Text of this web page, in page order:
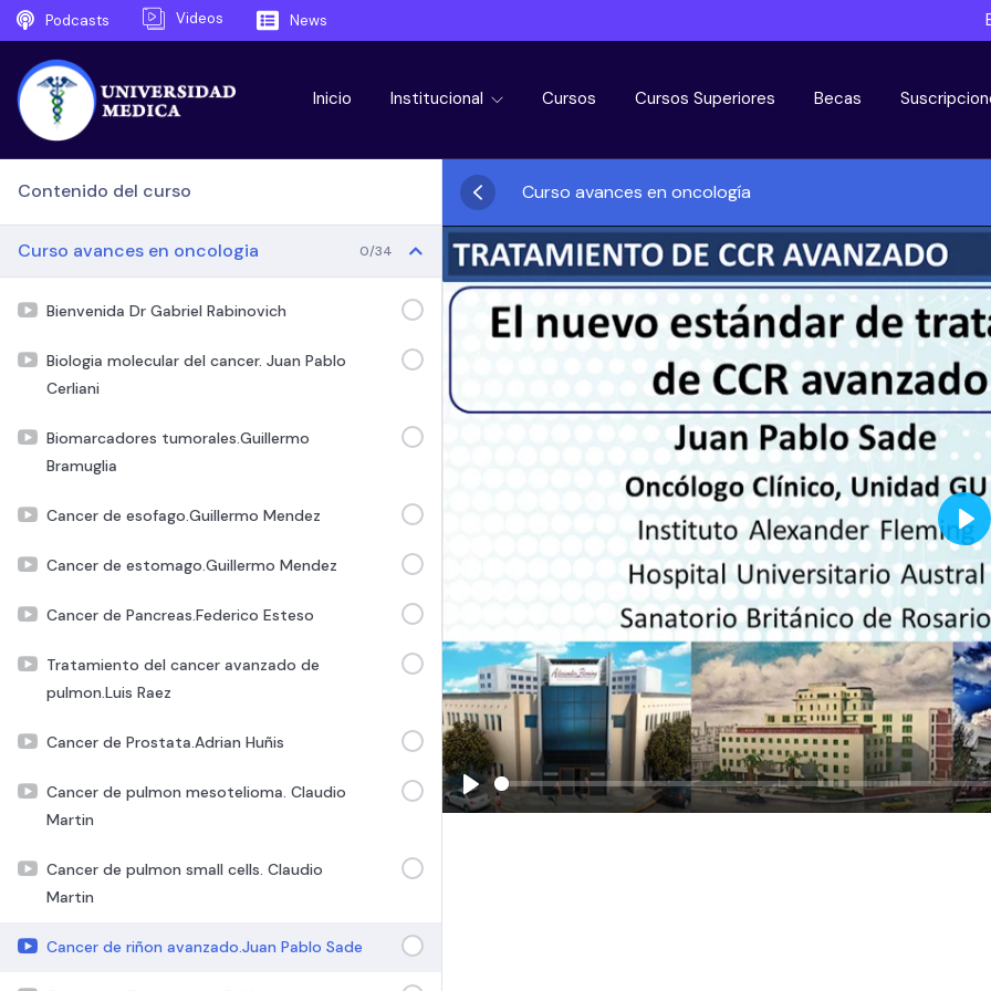
Podcasts Videos News
Inicio Institucional Cursos Cursos Superiores Becas
Contenido del curso
Curso avances en oncologia 0/34
Bienvenida Dr Gabriel Rabinovich
Biologia molecular del cancer. Juan Pablo
Cerliani
Biomarcadores tumorales.Guillermo
Bramuglia
Cancer de esofago.Guillermo Mendez
Cancer de estomago.Guillermo Mendez
Cancer de Pancreas.Federico Esteso
Tratamiento del cancer avanzado de
pulmon.Luis Raez
Cancer de Prostata.Adrian Huñis
Cancer de pulmon mesotelioma. Claudio
Martin
Cancer de pulmon small cells. Claudio
Martin
Cancer de riñon avanzado.Juan Pablo Sade
Curso avances en oncología
Play
Play